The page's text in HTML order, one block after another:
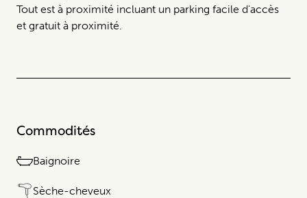
Tout est à proximité incluant un parking facile d'accès
et gratuit à proximité.
Commodités
Baignoire
Sèche-cheveux